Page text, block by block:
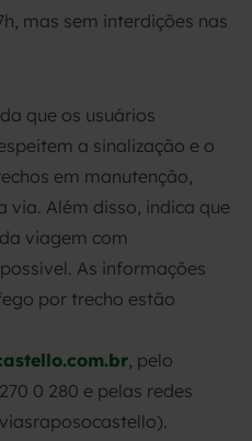
mas sem interdições nas
que os usuários
a sinalização e o
em manutenção,
via. Além disso, indica que
viagem com
As informações
por trecho estão
, pelo
0 280 e pelas redes